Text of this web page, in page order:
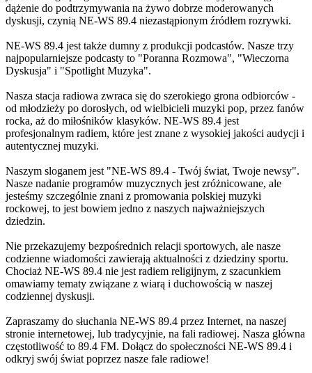
dążenie do podtrzymywania na żywo dobrze moderowanych
dyskusji, czynią NE-WS 89.4 niezastąpionym źródłem rozrywki.
NE-WS 89.4 jest także dumny z produkcji podcastów. Nasze trzy
najpopularniejsze podcasty to "Poranna Rozmowa", "Wieczorna
Dyskusja" i "Spotlight Muzyka".
Nasza stacja radiowa zwraca się do szerokiego grona odbiorców -
od młodzieży po dorosłych, od wielbicieli muzyki pop, przez fanów
rocka, aż do miłośników klasyków. NE-WS 89.4 jest
profesjonalnym radiem, które jest znane z wysokiej jakości audycji i
autentycznej muzyki.
Naszym sloganem jest "NE-WS 89.4 - Twój świat, Twoje newsy".
Nasze nadanie programów muzycznych jest zróżnicowane, ale
jesteśmy szczególnie znani z promowania polskiej muzyki
rockowej, to jest bowiem jedno z naszych najważniejszych
dziedzin.
Nie przekazujemy bezpośrednich relacji sportowych, ale nasze
codzienne wiadomości zawierają aktualności z dziedziny sportu.
Chociaż NE-WS 89.4 nie jest radiem religijnym, z szacunkiem
omawiamy tematy związane z wiarą i duchowością w naszej
codziennej dyskusji.
Zapraszamy do słuchania NE-WS 89.4 przez Internet, na naszej
stronie internetowej, lub tradycyjnie, na fali radiowej. Nasza główna
częstotliwość to 89.4 FM. Dołącz do społeczności NE-WS 89.4 i
odkryj swój świat poprzez nasze fale radiowe!